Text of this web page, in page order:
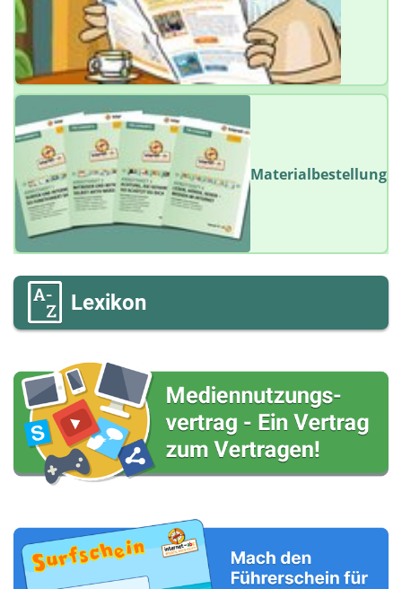
Materialbestellung
Lexikon